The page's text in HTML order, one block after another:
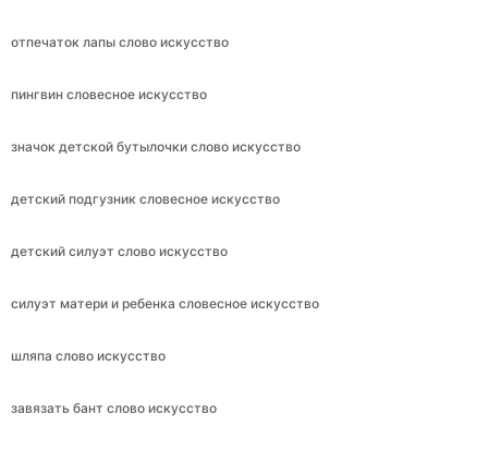
отпечаток лапы слово искусство
пингвин словесное искусство
значок детской бутылочки слово искусство
детский подгузник словесное искусство
детский силуэт слово искусство
силуэт матери и ребенка словесное искусство
шляпа слово искусство
завязать бант слово искусство